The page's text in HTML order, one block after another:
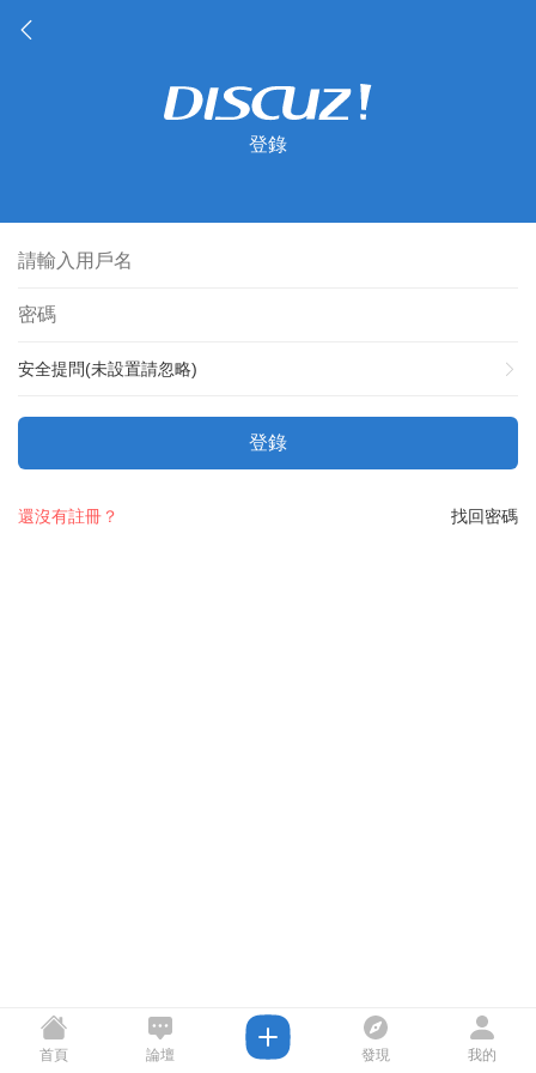
登錄
安全提問(未設置請忽略)
登錄
找回密碼
還沒有註冊？
首頁 論壇 發現 我的